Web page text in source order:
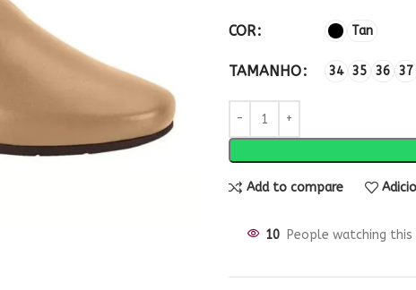
COR Tan
TAMANHO 34 35 36 37
Add to compare
10 People watching